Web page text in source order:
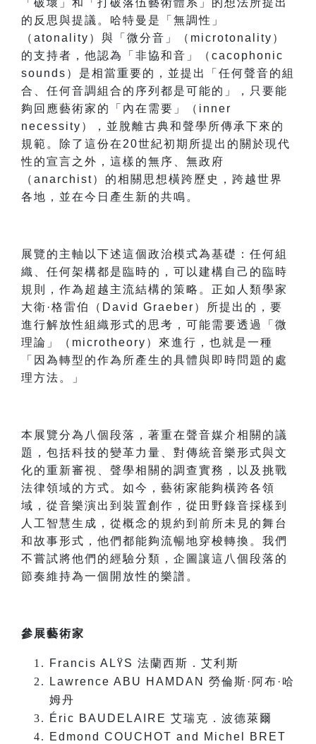
「破壞」和「打破落伍藝術體系」的想法所提出
的反思與提議。哈特曼是「無調性」
（atonality）與「微分音」（microtonality）
的支持者，他認為「非協和音」（cacophonic
sounds）是相當重要的，並提出「任何聲音的組
合、任何音調組合的序列都是可能的」，只要能
夠回應藝術家的「內在需要」（inner
necessity），並脫離古典和聲學所傳承下來的
規範。除了這份在20世紀初期所提出的關於現代
性的宣言之外，這樣的無序、無政府
（anarchist）的相關思想橫跨歷史，跨越世界
各地，並在今日產生新的共鳴。
展覽的主軸以下述這個政治模式為基礎：任何組
織、任何架構都是臨時的，可以建構自己的臨時
規則，作為超越主流結構的策略。正如人類學家
大衛·格雷伯（David Graeber）所提出的，要
進行解放性組織形式的思考，可能需要透過「微
理論」（microtheory）來進行，也就是一種
「因為轉型的作為所產生的具體與即時問題的處
理方法。」
本展覽分為八個段落，著重在聲音媒介相關的議
題，包括科技的變革力量、對傳統音樂形式與文
化的重新審視、聲學相關的調查實務，以及挑戰
法律領域的方式。如今，藝術家能夠橫跨各領
域，從音樂演出到裝置創作，從田野錄音採樣到
人工智慧生成，從概念的規約到前所未見的舞台
和故事形式，他們都能夠流暢地穿梭轉換。我們
不嘗試將他們的經驗分類，企圖讓這八個段落的
節奏維持為一個開放性的樂譜。
參展藝術家
Francis ALŸS 法蘭西斯．艾利斯
Lawrence ABU HAMDAN 勞倫斯·阿布·哈
姆丹
Éric BAUDELAIRE 艾瑞克．波德萊爾
Edmond COUCHOT and Michel BRET